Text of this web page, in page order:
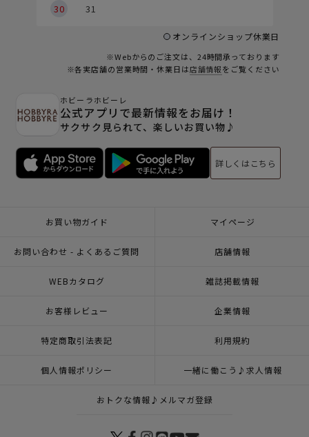
30
31
オンラインショップ休業日
※Webからのご注文は、24時間承っております
※各実店舗の営業時間・休業日は店舗情報をご覧ください
ホビーラホビーレ
公式アプリで最新情報をお届け！
サクサク見られて、楽しいお買い物♪
詳しくはこちら
お買い物ガイド マイページ
お問い合わせ - よくあるご質問 店舗情報
WEBカタログ 雑誌掲載情報
お客様レビュー 企業情報
特定商取引法表記 利用規約
個人情報ポリシー 一緒に働こう♪求人情報
おトクな情報♪メルマガ登録